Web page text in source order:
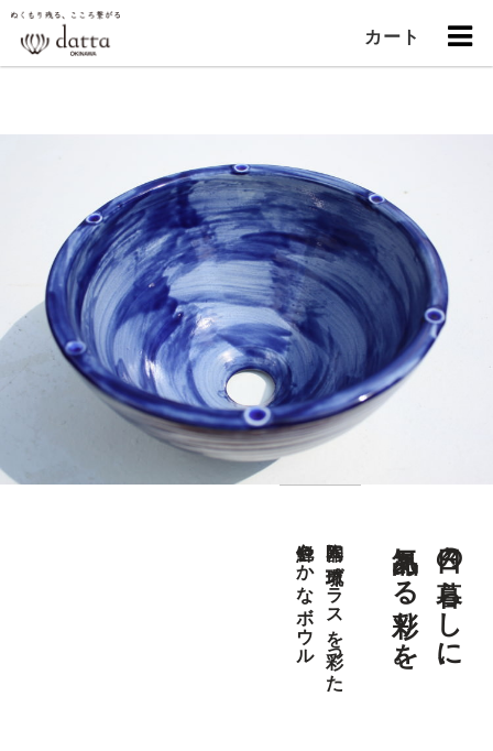
カート
日々の暮らしに、
気品ある彩りを。
陶器に琉球ガラスを彩った
色鮮やかなボウル